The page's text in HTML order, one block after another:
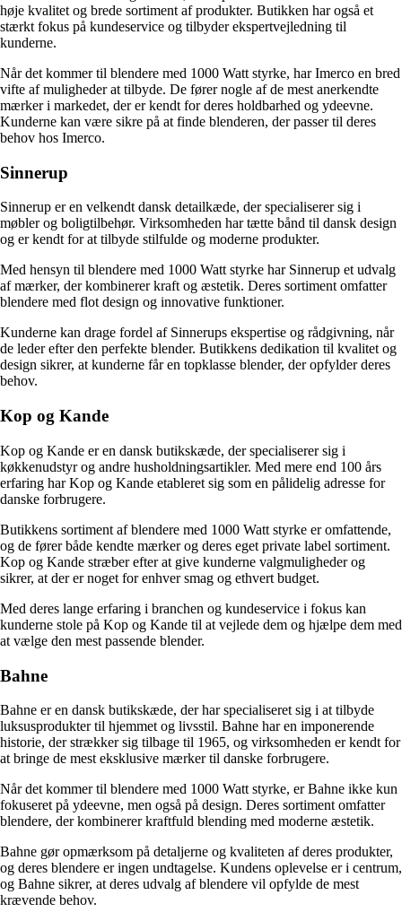
høje kvalitet og brede sortiment af produkter. Butikken har også et
stærkt fokus på kundeservice og tilbyder ekspertvejledning til
kunderne.
Når det kommer til blendere med 1000 Watt styrke, har Imerco en bred
vifte af muligheder at tilbyde. De fører nogle af de mest anerkendte
mærker i markedet, der er kendt for deres holdbarhed og ydeevne.
Kunderne kan være sikre på at finde blenderen, der passer til deres
behov hos Imerco.
Sinnerup
Sinnerup er en velkendt dansk detailkæde, der specialiserer sig i
møbler og boligtilbehør. Virksomheden har tætte bånd til dansk design
og er kendt for at tilbyde stilfulde og moderne produkter.
Med hensyn til blendere med 1000 Watt styrke har Sinnerup et udvalg
af mærker, der kombinerer kraft og æstetik. Deres sortiment omfatter
blendere med flot design og innovative funktioner.
Kunderne kan drage fordel af Sinnerups ekspertise og rådgivning, når
de leder efter den perfekte blender. Butikkens dedikation til kvalitet og
design sikrer, at kunderne får en topklasse blender, der opfylder deres
behov.
Kop og Kande
Kop og Kande er en dansk butikskæde, der specialiserer sig i
køkkenudstyr og andre husholdningsartikler. Med mere end 100 års
erfaring har Kop og Kande etableret sig som en pålidelig adresse for
danske forbrugere.
Butikkens sortiment af blendere med 1000 Watt styrke er omfattende,
og de fører både kendte mærker og deres eget private label sortiment.
Kop og Kande stræber efter at give kunderne valgmuligheder og
sikrer, at der er noget for enhver smag og ethvert budget.
Med deres lange erfaring i branchen og kundeservice i fokus kan
kunderne stole på Kop og Kande til at vejlede dem og hjælpe dem med
at vælge den mest passende blender.
Bahne
Bahne er en dansk butikskæde, der har specialiseret sig i at tilbyde
luksusprodukter til hjemmet og livsstil. Bahne har en imponerende
historie, der strækker sig tilbage til 1965, og virksomheden er kendt for
at bringe de mest eksklusive mærker til danske forbrugere.
Når det kommer til blendere med 1000 Watt styrke, er Bahne ikke kun
fokuseret på ydeevne, men også på design. Deres sortiment omfatter
blendere, der kombinerer kraftfuld blending med moderne æstetik.
Bahne gør opmærksom på detaljerne og kvaliteten af deres produkter,
og deres blendere er ingen undtagelse. Kundens oplevelse er i centrum,
og Bahne sikrer, at deres udvalg af blendere vil opfylde de mest
krævende behov.